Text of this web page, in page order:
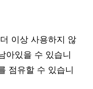
이상 사용하지 않
아있을 수 있습니
점유할 수 있습니